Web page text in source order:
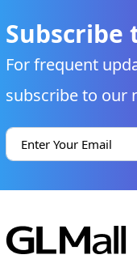
For frequent
subscribe to our